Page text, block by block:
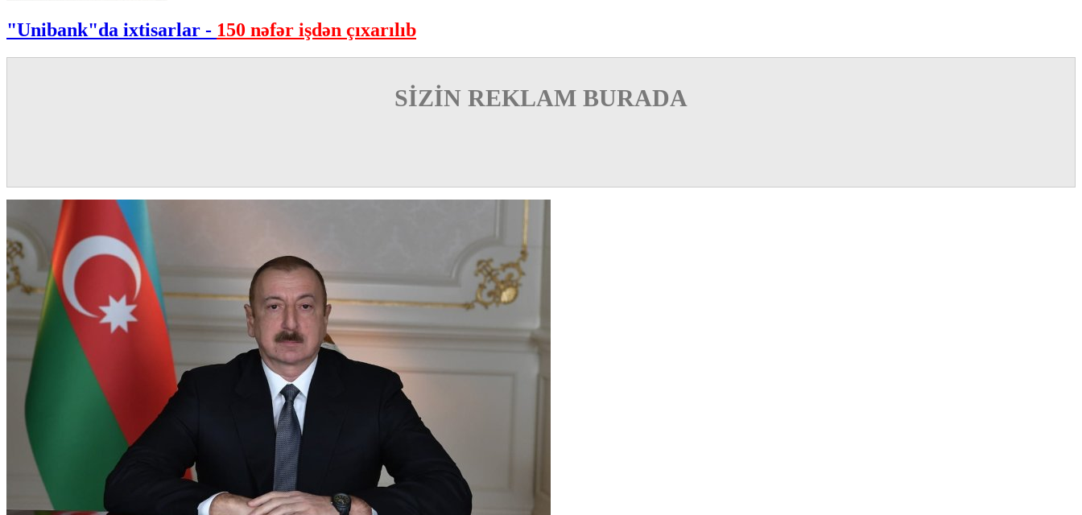
"Unibank"da ixtisarlar - 150 nəfər işdən çıxarılıb
SİZİN REKLAM BURADA